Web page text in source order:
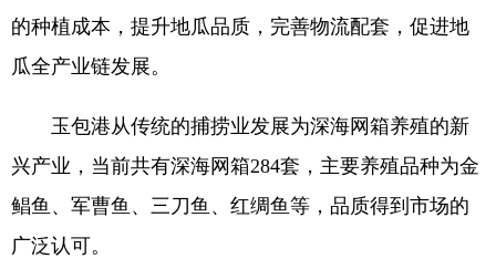
的种植成本，提升地瓜品质，完善物流配套，促进地
瓜全产业链发展。
玉包港从传统的捕捞业发展为深海网箱养殖的新
兴产业，当前共有深海网箱284套，主要养殖品种为金
鲳鱼、军曹鱼、三刀鱼、红绸鱼等，品质得到市场的
广泛认可。